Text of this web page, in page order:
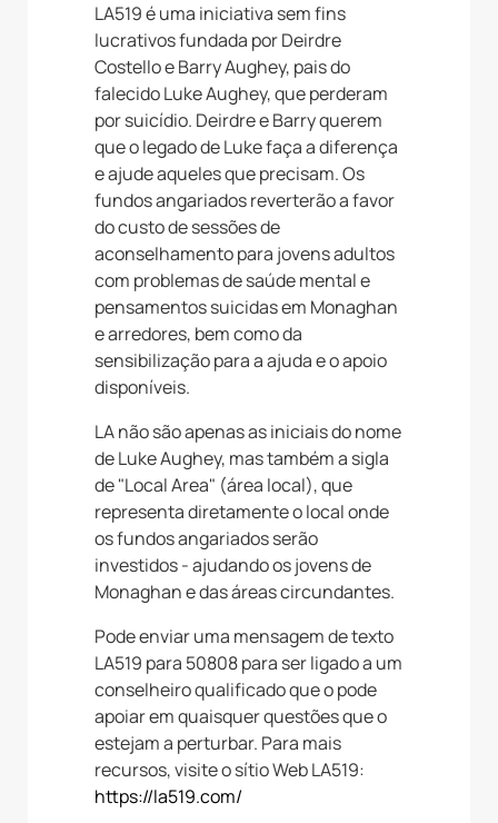
LA519 é uma iniciativa sem fins
lucrativos fundada por Deirdre
Costello e Barry Aughey, pais do
falecido Luke Aughey, que perderam
por suicídio. Deirdre e Barry querem
que o legado de Luke faça a diferença
e ajude aqueles que precisam. Os
fundos angariados reverterão a favor
do custo de sessões de
aconselhamento para jovens adultos
com problemas de saúde mental e
pensamentos suicidas em Monaghan
e arredores, bem como da
sensibilização para a ajuda e o apoio
disponíveis.
LA não são apenas as iniciais do nome
de Luke Aughey, mas também a sigla
de "Local Area" (área local), que
representa diretamente o local onde
os fundos angariados serão
investidos - ajudando os jovens de
Monaghan e das áreas circundantes.
Pode enviar uma mensagem de texto
LA519 para 50808 para ser ligado a um
conselheiro qualificado que o pode
apoiar em quaisquer questões que o
estejam a perturbar. Para mais
recursos, visite o sítio Web LA519:
https://la519.com/